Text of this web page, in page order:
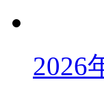
2026